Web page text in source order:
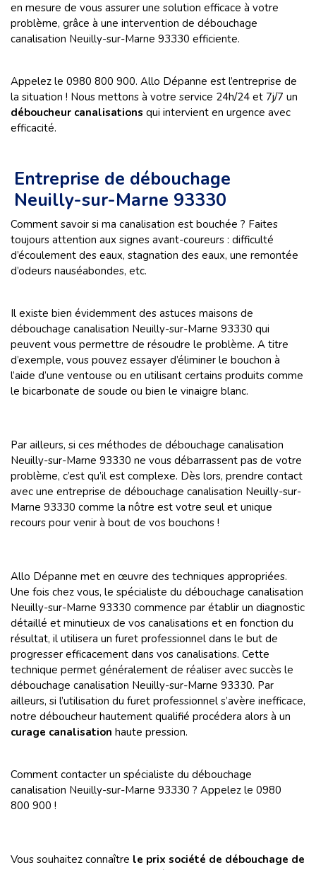
en mesure de vous assurer une solution efficace à votre
problème, grâce à une intervention de débouchage
canalisation Neuilly-sur-Marne 93330 efficiente.
Appelez le 0980 800 900. Allo Dépanne est l’entreprise de
la situation ! Nous mettons à votre service 24h/24 et 7j/7 un
déboucheur canalisations qui intervient en urgence avec
efficacité.
Entreprise de débouchage
Neuilly-sur-Marne 93330
Comment savoir si ma canalisation est bouchée ? Faites
toujours attention aux signes avant-coureurs : difficulté
d’écoulement des eaux, stagnation des eaux, une remontée
d’odeurs nauséabondes, etc.
Il existe bien évidemment des astuces maisons de
débouchage canalisation Neuilly-sur-Marne 93330 qui
peuvent vous permettre de résoudre le problème. A titre
d’exemple, vous pouvez essayer d’éliminer le bouchon à
l’aide d’une ventouse ou en utilisant certains produits comme
le bicarbonate de soude ou bien le vinaigre blanc.
Par ailleurs, si ces méthodes de débouchage canalisation
Neuilly-sur-Marne 93330 ne vous débarrassent pas de votre
problème, c’est qu’il est complexe. Dès lors, prendre contact
avec une entreprise de débouchage canalisation Neuilly-sur-
Marne 93330 comme la nôtre est votre seul et unique
recours pour venir à bout de vos bouchons !
Allo Dépanne met en œuvre des techniques appropriées.
Une fois chez vous, le spécialiste du débouchage canalisation
Neuilly-sur-Marne 93330 commence par établir un diagnostic
détaillé et minutieux de vos canalisations et en fonction du
résultat, il utilisera un furet professionnel dans le but de
progresser efficacement dans vos canalisations. Cette
technique permet généralement de réaliser avec succès le
débouchage canalisation Neuilly-sur-Marne 93330. Par
ailleurs, si l’utilisation du furet professionnel s’avère inefficace,
notre déboucheur hautement qualifié procédera alors à un
curage canalisation haute pression.
Comment contacter un spécialiste du débouchage
canalisation Neuilly-sur-Marne 93330 ? Appelez le 0980
800 900 !
Vous souhaitez connaître le prix société de débouchage de